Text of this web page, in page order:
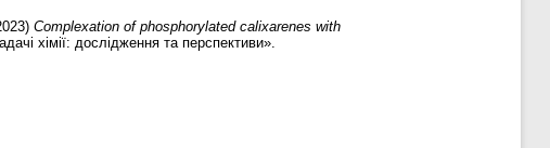
Complexation of phosphorylated calixarenes with
хімії: дослідження та перспективи».